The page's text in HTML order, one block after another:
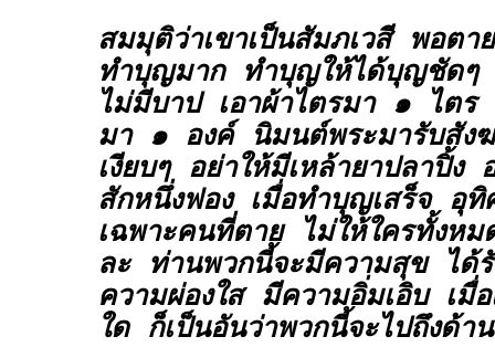
สมมุติว่าเขาเป็นสัมภเวสี พอตา
ทำบุญมาก ทำบุญให้ได้บุญชัดๆ
ไม่มีบาป เอาผ้าไตรมา ๑ ไตร
มา ๑ องค์ นิมนต์พระมารับสัง
เงียบๆ อย่าให้มีเหล้ายาปลาปิ้ง
สักหนึ่งฟอง เมื่อทำบุญเสร็จ อุทิ
เฉพาะคนที่ตาย ไม่ให้ใครทั้งห
ละ ท่านพวกนี้จะมีความสุข ไ
ความผ่องใส มีความอิ่มเอิบ เมื่อ
ใด ก็เป็นอันว่าพวกนี้จะไปถึงด้า